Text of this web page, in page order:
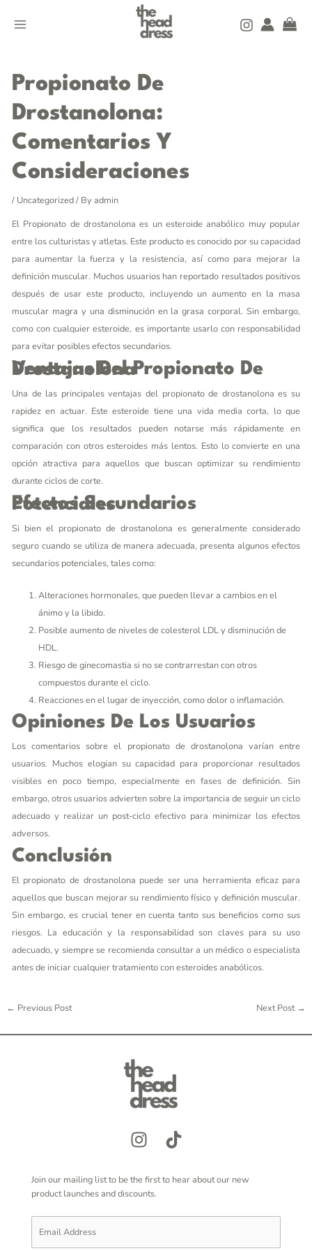
MENU
Propionato De
Drostanolona:
Comentarios Y
Consideraciones
/ Uncategorized/ By admin
El Propionato de drostanolona es un esteroide anabólico muy popular
entre los culturistas y atletas. Este producto es conocido por su capacidad
para aumentar la fuerza y la resistencia, así como para mejorar la
definición muscular. Muchos usuarios han reportado resultados positivos
después de usar este producto, incluyendo un aumento en la masa
muscular magra y una disminución en la grasa corporal. Sin embargo,
como con cualquier esteroide, es importante usarlo con responsabilidad
para evitar posibles efectos secundarios.
Ventajas Del Propionato De Drostanolona
Una de las principales ventajas del propionato de drostanolona es su
rapidez en actuar. Este esteroide tiene una vida media corta, lo que
significa que los resultados pueden notarse más rápidamente en
comparación con otros esteroides más lentos. Esto lo convierte en una
opción atractiva para aquellos que buscan optimizar su rendimiento
durante ciclos de corte.
Efectos Secundarios Potenciales
Si bien el propionato de drostanolona es generalmente considerado
seguro cuando se utiliza de manera adecuada, presenta algunos efectos
secundarios potenciales, tales como:
Alteraciones hormonales, que pueden llevar a cambios en el
ánimo y la libido.
Posible aumento de niveles de colesterol LDL y disminución de
HDL.
Riesgo de ginecomastia si no se contrarrestan con otros
compuestos durante el ciclo.
Reacciones en el lugar de inyección, como dolor o inflamación.
Opiniones De Los Usuarios
Los comentarios sobre el propionato de drostanolona varían entre
usuarios. Muchos elogian su capacidad para proporcionar resultados
visibles en poco tiempo, especialmente en fases de definición. Sin
embargo, otros usuarios advierten sobre la importancia de seguir un ciclo
adecuado y realizar un post-ciclo efectivo para minimizar los efectos
adversos.
Conclusión
El propionato de drostanolona puede ser una herramienta eficaz para
aquellos que buscan mejorar su rendimiento físico y definición muscular.
Sin embargo, es crucial tener en cuenta tanto sus beneficios como sus
riesgos. La educación y la responsabilidad son claves para su uso
adecuado, y siempre se recomienda consultar a un médico o especialista
antes de iniciar cualquier tratamiento con esteroides anabólicos.
navigation
← Previous Post Next Post →
Join our mailing list to be the first to hear about our new
product launches and discounts.